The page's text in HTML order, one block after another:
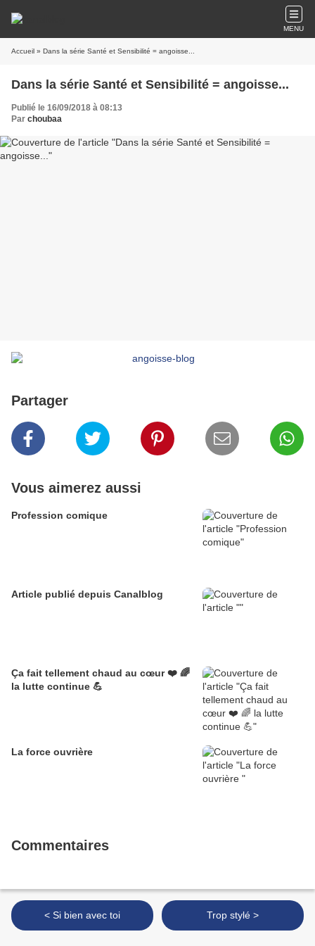
MENU
Accueil » Dans la série Santé et Sensibilité = angoisse...
Dans la série Santé et Sensibilité = angoisse...
Publié le 16/09/2018 à 08:13
Par choubaa
Partager
Vous aimerez aussi
Profession comique
Article publié depuis Canalblog
Ça fait tellement chaud au cœur ❤️ 🌈
la lutte continue 💪
La force ouvrière
Commentaires
< Si bien avec toi Trop stylé >